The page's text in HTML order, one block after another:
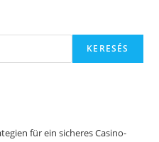
KERESÉS
für ein sicheres Casino-